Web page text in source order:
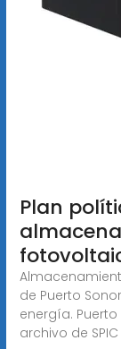
Plan
de Puerto
energía.
archivo de SPIC